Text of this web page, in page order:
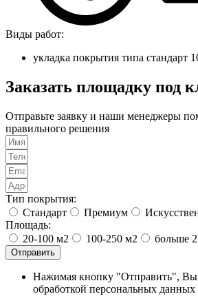
Виды работ:
укладка покрытия типа стандарт
Заказать площадку под
Отправьте заявку и наши менеджеры
правильного решения
Тип покрытия:
Стандарт
Премиум
Площадь:
20-100 м2
100-250 м2 больше
Отправить
Нажимая кнопку "Отправить", Вы
обработкой персональных данных